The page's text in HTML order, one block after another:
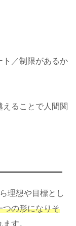
ト／制限があるか
ることで人間関
理想や目標とし
つの形になりそ
す。